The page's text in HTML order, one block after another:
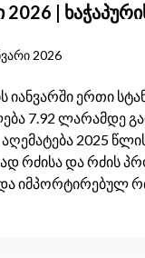
2026 |
2026
იანვარში ერთი
7.92 ლარამდე
2025
რძისა და რძის
იმპორტირებულ